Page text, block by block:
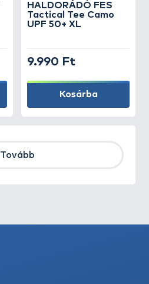
HALDORÁDÓ FES
Tactical Tee Camo
UPF 50+ XL
9.990 Ft
Kosárba
Tovább